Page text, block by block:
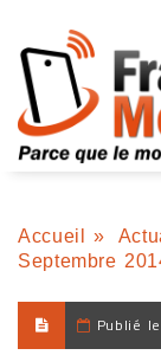
Accueil »
Septembre
Publié le